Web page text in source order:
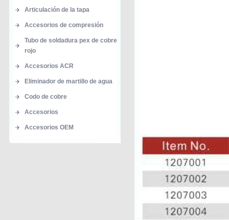
Articulación de la tapa
Accesorios de compresión
Tubo de soldadura pex de cobre
rojo
Accesorios ACR
Eliminador de martillo de agua
Codo de cobre
Accesorios
Accesorios OEM